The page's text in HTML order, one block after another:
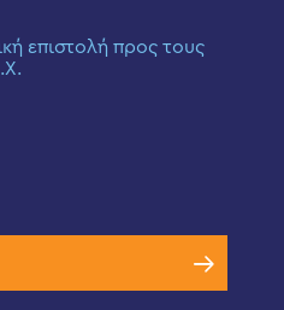
επιστολή προς τους